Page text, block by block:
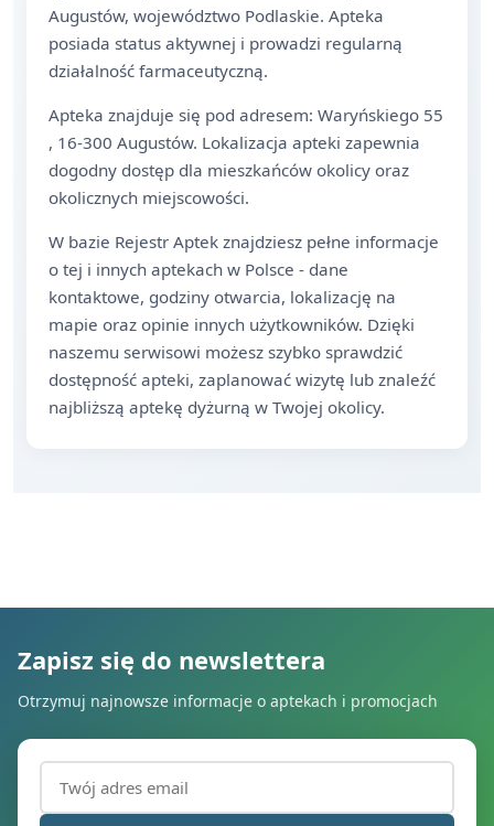
Augustów, województwo Podlaskie. Apteka
posiada status aktywnej i prowadzi regularną
działalność farmaceutyczną.
Apteka znajduje się pod adresem: Waryńskiego 55
, 16-300 Augustów. Lokalizacja apteki zapewnia
dogodny dostęp dla mieszkańców okolicy oraz
okolicznych miejscowości.
W bazie Rejestr Aptek znajdziesz pełne informacje
o tej i innych aptekach w Polsce - dane
kontaktowe, godziny otwarcia, lokalizację na
mapie oraz opinie innych użytkowników. Dzięki
naszemu serwisowi możesz szybko sprawdzić
dostępność apteki, zaplanować wizytę lub znaleźć
najbliższą aptekę dyżurną w Twojej okolicy.
Zapisz się do newslettera
Otrzymuj najnowsze informacje o aptekach i promocjach
Adres email (wymagany)